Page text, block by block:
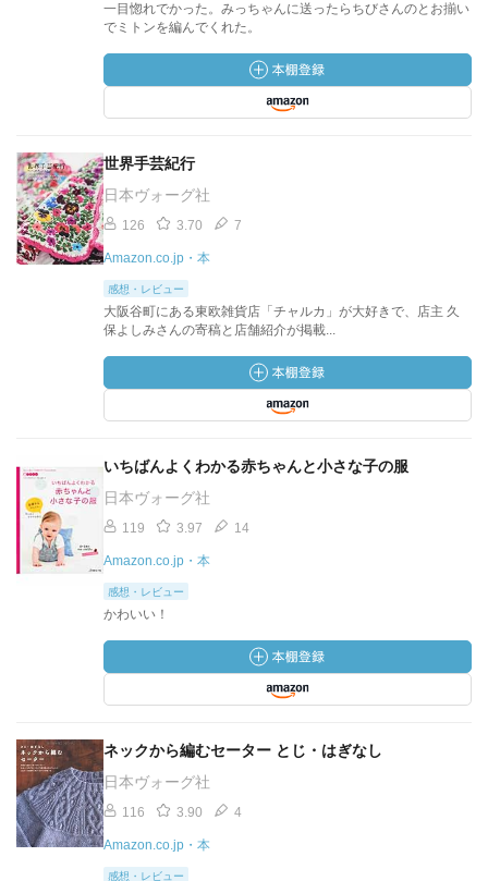
一目惚れでかった。みっちゃんに送ったらちびさんのとお揃い
でミトンを編んでくれた。
世界手芸紀行
日本ヴォーグ社
126 3.70 7
Amazon.co.jp・本
感想・レビュー
大阪谷町にある東欧雑貨店「チャルカ」が大好きで、店主 久
保よしみさんの寄稿と店舗紹介が掲載...
いちばんよくわかる赤ちゃんと小さな子の服
日本ヴォーグ社
119 3.97 14
Amazon.co.jp・本
感想・レビュー
かわいい！
ネックから編むセーター とじ・はぎなし
日本ヴォーグ社
116 3.90 4
Amazon.co.jp・本
感想・レビュー